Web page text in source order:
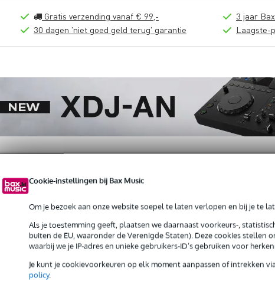
Cookie-instellingen bij Bax Music
Om je bezoek aan onze website soepel te laten verlopen en bij je te
Als je toestemming geeft, plaatsen we daarnaast voorkeurs-,
buiten de EU, waaronder de Verenigde Staten). Deze cookies
waarbij we je IP-adres en unieke gebruikers-ID’s gebruiken voor
Je kunt je cookievoorkeuren op elk moment aanpassen of intrekken
policy.
Gratis verzending vanaf € 99,-
30 dagen 'niet goed geld terug' garantie
3 jaar
Laagste-
Productinformatie
UDG Ultimate DJ Podium Workstation Black luxe inklapbare DJ-desk
9000-0153-7209
Servicebelofte
Bax Music Garantie